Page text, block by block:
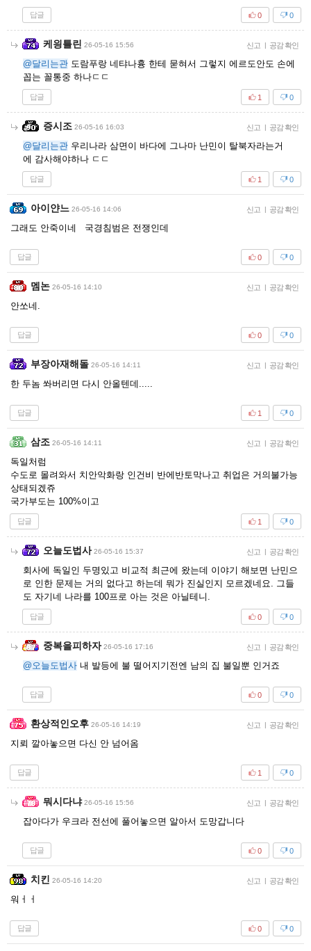
답글 0
0
케읭틀린 26-05-16 15:56 신고 | 공감 확인
@달리는관 도람푸랑 네탸나흉 한테 묻혀서 그렇지 에르도안도 손에
꼽는 꼴통중 하나ㄷㄷ
답글 0
1
증시조 26-05-16 16:03 신고 | 공감 확인
@달리는관 우리나라 삼면이 바다에 그나마 난민이 탈북자라는거
에 감사해야하나 ㄷㄷ
답글 0
1
아이얀느 26-05-16 14:06 신고 | 공감 확인
그래도 안죽이네 국경침범은 전쟁인데
답글 0
0
멤논 26-05-16 14:10 신고 | 공감 확인
안쏘네.
답글 0
0
부장아재해돌 26-05-16 14:11 신고 | 공감 확인
한 두놈 쏴버리면 다시 안올텐데.....
답글 0
1
삼조 26-05-16 14:11 신고 | 공감 확인
독일처럼
수도로 몰려와서 치안악화랑 인건비 반에반토막나고 취업은 거의불가능
상태되겠쥬
국가부도는 100%이고
답글 0
1
오늘도법사 26-05-16 15:37 신고 | 공감 확인
회사에 독일인 두명있고 비교적 최근에 왔는데 이야기 해보면 난민으
로 인한 문제는 거의 없다고 하는데 뭐가 진실인지 모르겠네요. 그들
도 자기네 나라를 100프로 아는 것은 아닐테니.
답글 0
0
중복을피하자 26-05-16 17:16 신고 | 공감 확인
@오늘도법사 내 발등에 불 떨어지기전엔 남의 집 불일뿐 인거죠
답글 0
0
환상적인오후 26-05-16 14:19 신고 | 공감 확인
지뢰 깔아놓으면 다신 안 넘어옴
답글 0
1
뭐시다냐 26-05-16 15:56 신고 | 공감 확인
잡아다가 우크라 전선에 풀어놓으면 알아서 도망갑니다
답글 0
0
치킨 26-05-16 14:20 신고 | 공감 확인
워ㅓㅓ
답글 0
0